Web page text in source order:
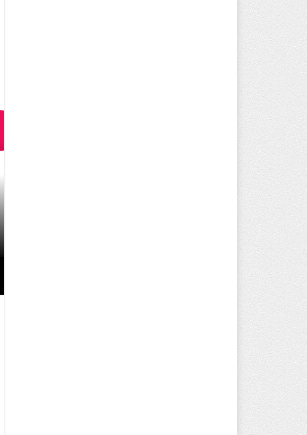
PROF. DR. MURAT KAN, NEW
UNIVERSITY TÜRK DÜNYASI